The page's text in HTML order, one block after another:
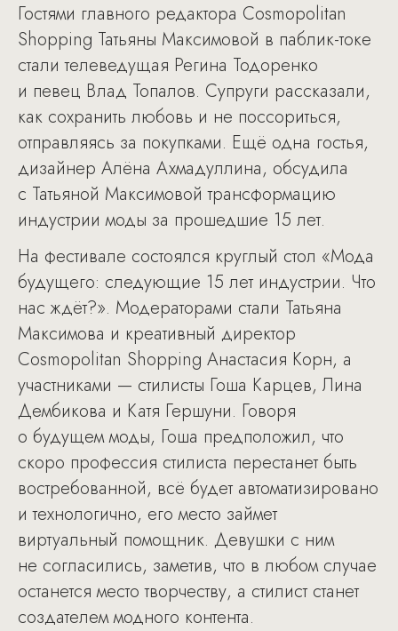
Гостями главного редактора Cosmopolitan
Shopping Татьяны Максимовой в паблик-токе
стали телеведущая Регина Тодоренко
и певец Влад Топалов. Супруги рассказали,
как сохранить любовь и не поссориться,
отправляясь за покупками. Ещё одна гостья,
дизайнер Алёна Ахмадуллина, обсудила
с Татьяной Максимовой трансформацию
индустрии моды за прошедшие 15 лет.
На фестивале состоялся круглый стол «Мода
будущего: следующие 15 лет индустрии. Что
нас ждёт?». Модераторами стали Татьяна
Максимова и креативный директор
Cosmopolitan Shopping Анастасия Корн, а
участниками — стилисты Гоша Карцев, Лина
Дембикова и Катя Гершуни. Говоря
о будущем моды, Гоша предположил, что
скоро профессия стилиста перестанет быть
востребованной, всё будет автоматизировано
и технологично, его место займет
виртуальный помощник. Девушки с ним
не согласились, заметив, что в любом случае
останется место творчеству, а стилист станет
создателем модного контента.